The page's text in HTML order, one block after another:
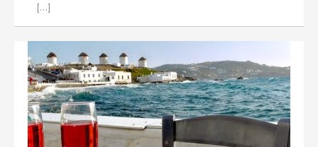
[…]